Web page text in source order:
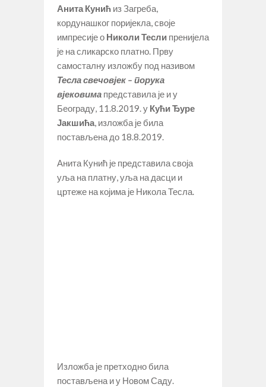
Анита Кунић из Загреба,
кордунашког поријекла, своје
импресије о Николи Тесли пренијела
је на сликарско платно. Прву
самосталну изложбу под називом
Тесла свечовјек – порука
вјековима представила је и у
Београду, 11.8.2019. у Кући Ђуре
Јакшића , изложба је била
постављена до 18.8.2019.
Анита Кунић је представила своја
уља на платну, уља на дасци и
цртеже на којима је Никола Тесла.
Изложба је претходно била
постављена и у Новом Саду.